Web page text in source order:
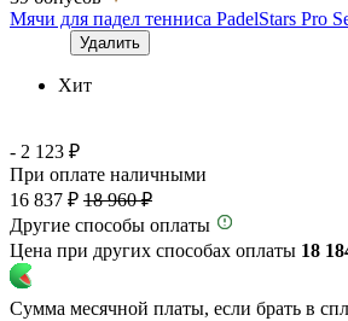
Мячи для падел тенниса PadelStars Pro
Удалить
Хит
- 2 123 ₽
При оплате наличными
16 837 ₽ 18 960 ₽
Другие способы оплаты
Цена при других способах оплаты 18
Сумма месячной платы, если брать в